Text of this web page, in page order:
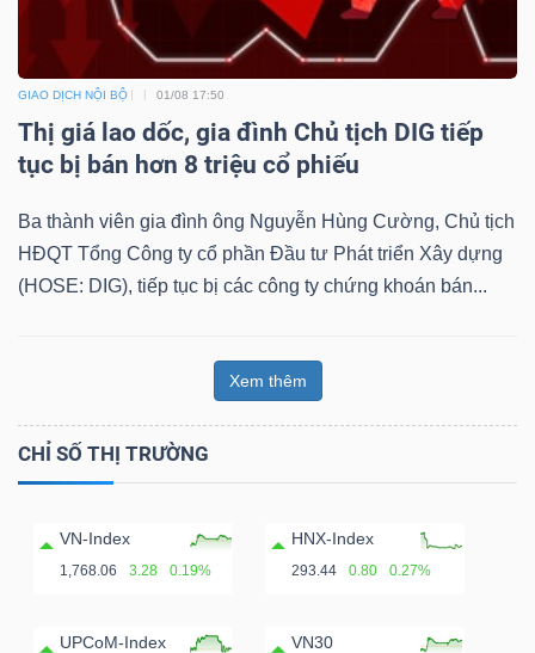
GIAO DỊCH NỘI BỘ 01/08 17:50
Thị giá lao dốc, gia đình Chủ tịch DIG tiếp
tục bị bán hơn 8 triệu cổ phiếu
Ba thành viên gia đình ông Nguyễn Hùng Cường, Chủ tịch
HĐQT Tổng Công ty cổ phần Đầu tư Phát triển Xây dựng
(HOSE: DIG), tiếp tục bị các công ty chứng khoán bán...
Xem thêm
CHỈ SỐ THỊ TRƯỜNG
VN-Index
1,768.06 3.28 0.19%
HNX-Index
293.44 0.80 0.27%
UPCoM-Index VN30